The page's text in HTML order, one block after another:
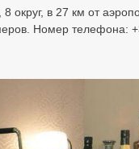
округ, в 27 км от
Номер